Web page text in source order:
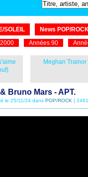
SOLEIL
News POP/
Années 90
Meghan
Bruno Mars - APT.
le 25/11/24 dans POP/ROCK |